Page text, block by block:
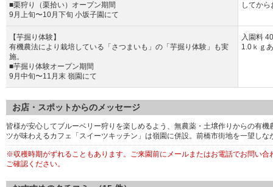
■栗狩り（栗拾い）オープン期間
9月上旬〜10月下旬 小坂子園にて
してか
【芋掘り体験】
有機農法により栽培している「さつまいも」の「芋掘り体験」も実
施。
■芋掘り体験オープン期間
9月中旬〜11月末 嶺園にて
入園料
1.0ｋｇ
お店・スポットからのメッセージ
皆様が安心してブルーベリー狩りを楽しめるよう、無農薬・土壌作りからの有
ツが味わえるカフェ「スイーツキッチン」は嶺園に併設。前橋市街地を一望し
※収穫時期がずれることもあります。ご来園前にメールまたはお電話でお問い
ご確認ください。